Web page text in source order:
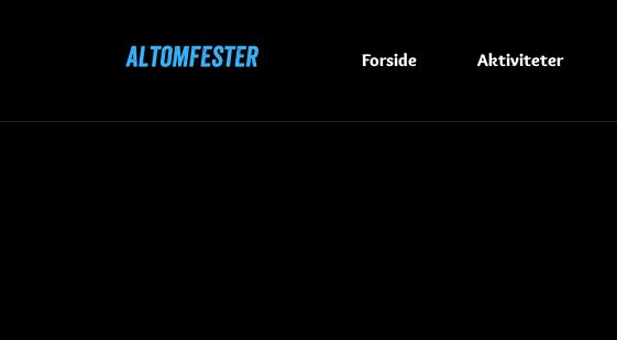
Forside Aktiviteter